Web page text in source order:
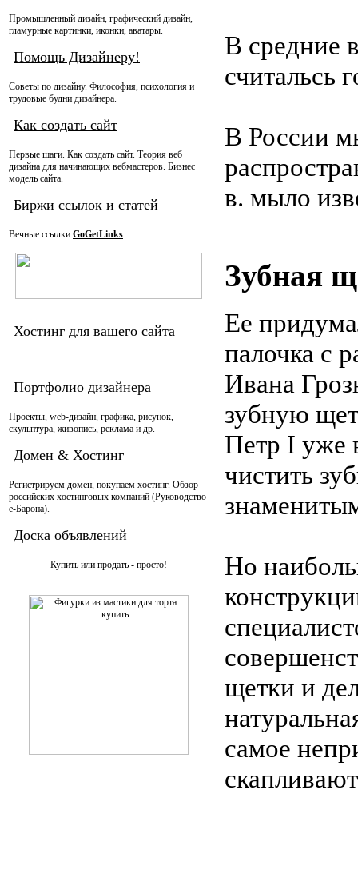
Промышленный дизайн, графический дизайн,
гламурные картинки, иконки, аватары.
Помощь Дизайнеру!
Советы по дизайну. Философия, психология и
трудовые будни дизайнера.
Как создать сайт
Первые шаги. Как создать сайт. Теория веб
дизайна для начинающих вебмастеров. Бизнес
модель сайта.
Биржи ссылок и статей
Вечные ссылки GoGetLinks
Хостинг для вашего сайта
Портфолио дизайнера
Проекты, web-дизайн, графика, рисунок,
скульптура, живопись, реклама и др.
Домен & Хостинг
Регистрируем домен, покупаем хостинг. Обзор
российских хостинговых компаний (Руководство
e-Барона).
Доска объявлений
Купить или продать - просто!
В средние
считальсь
В России
в. мыло
Зубная
Ее
палочка с
Ивана
зубную
Петр I уже
чистить
Но
щетки и
самое